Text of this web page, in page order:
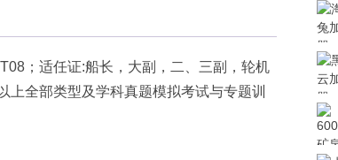
；适任证:船长，大副，二、三副，轮机
全部类型及学科真题模拟考试与专题训